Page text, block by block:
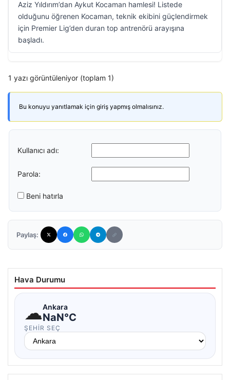
Aziz Yıldırım’dan Aykut Kocaman hamlesi! Listede
olduğunu öğrenen Kocaman, teknik ekibini güçlendirmek
için Premier Lig’den duran top antrenörü arayışına
başladı.
1 yazı görüntüleniyor (toplam 1)
Bu konuyu yanıtlamak için giriş yapmış olmalısınız.
Kullanıcı adı:
Parola:
Beni hatırla
Paylaş:
Hava Durumu
☁Ankara
NaN°C
ŞEHIR SEÇ